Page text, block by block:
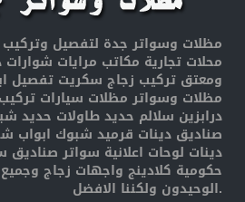
مظلات وسواتر جدة لتفصيل
محلات تجارية مكاتب مرايات
ومعتق تركيب زجاج سكريت تفصيل
مظلات وسواتر مظلات سيارات
درابزين سلالم حديد طاولات حديد
صناديق دينات قرميد شبوك ابواب
دينات لوحات اعلانية سواتر صناديق
حكومية كلادينج واجهات زجاج
الوحيدون ولكننا الافضل.